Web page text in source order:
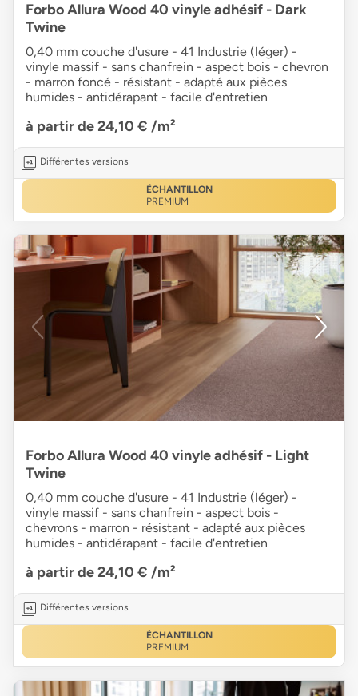
Forbo Allura Wood 40 vinyle adhésif - Dark
Twine
0,40 mm couche d'usure - 41 Industrie (léger) -
vinyle massif - sans chanfrein - aspect bois - chevron
- marron foncé - résistant - adapté aux pièces
humides - antidérapant - facile d'entretien
à partir de 24,10 € /m²
Différentes versions
ÉCHANTILLON
PREMIUM
Forbo Allura Wood 40 vinyle adhésif - Light
Twine
0,40 mm couche d'usure - 41 Industrie (léger) -
vinyle massif - sans chanfrein - aspect bois -
chevrons - marron - résistant - adapté aux pièces
humides - antidérapant - facile d'entretien
à partir de 24,10 € /m²
Différentes versions
ÉCHANTILLON
PREMIUM